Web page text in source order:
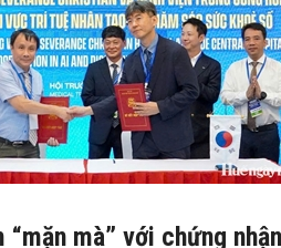
mà” với chứng nhận